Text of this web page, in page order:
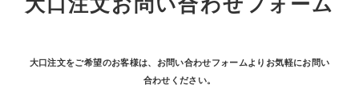
ナチュラル服
大口注文をご希望のお客様は、お問い合わせフォームよりお気軽にお問い
合わせください。